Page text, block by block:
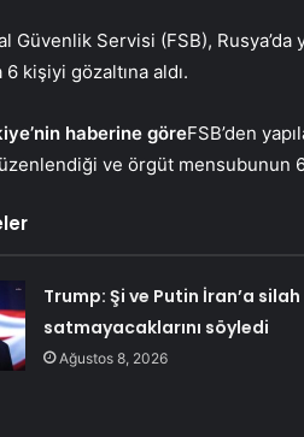
Güvenlik Servisi (FSB),
kişiyi gözaltına aldı.
haberine göreFSB’den
ve örgüt mensubunun
Trump: Şi ve Putin İran’a silah
satmayacaklarını söyledi
Ağustos 8, 2026